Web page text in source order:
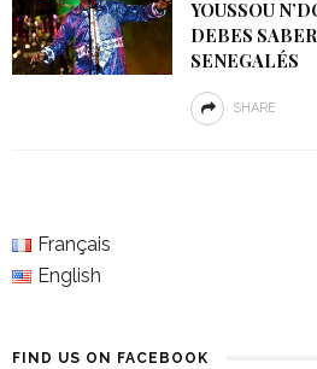
YOUSSOU
DEBES
SENEGALÉS
SHARE
Français
English
FIND US ON FACEBOOK